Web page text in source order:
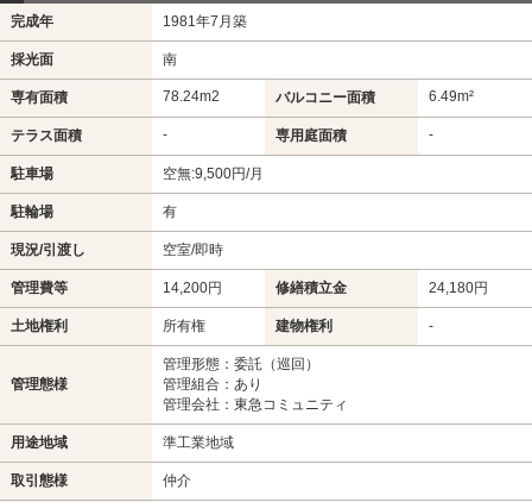
完成年 1981年7月築
採光面 南
専有面積 78.24m2 バルコニー面積 6.49m²
テラス面積 - 専用庭面積 -
駐車場 空無:9,500円/月
駐輪場 有
現況/引渡し 空室/即時
管理費等 14,200円 修繕積立金 24,180円
土地権利 所有権 建物権利 -
管理態様
管理形態：委託（巡回）
管理組合：あり
管理会社：東急コミュニティ
用途地域 準工業地域
取引態様 仲介